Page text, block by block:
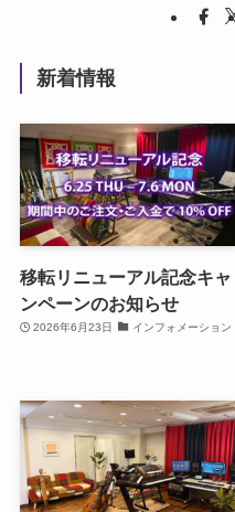
新着情報
移転リニューアル記念キャ
ンペーンのお知らせ
2026年6月23日 インフォメーション